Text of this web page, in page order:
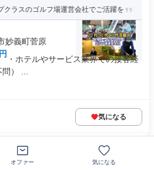
クラスのゴルフ場運営会社でご活躍を
妙義町菅原
・ホテルやサービス業界での接客経
） ...
気になる
:RC造新築工事・車通勤
オファー 気になる